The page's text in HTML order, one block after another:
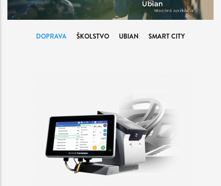
DOPRAVA ŠKOLSTVO UBIAN SMART CITY